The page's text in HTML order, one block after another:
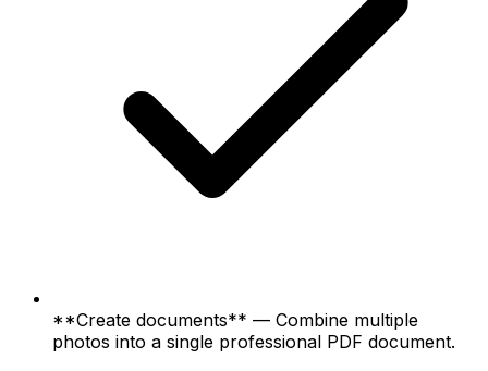
**Create documents** — Combine multiple
photos into a single professional PDF document.